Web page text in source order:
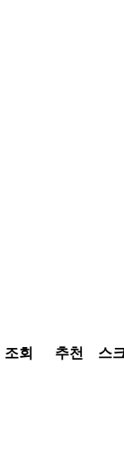
조회 추천 스